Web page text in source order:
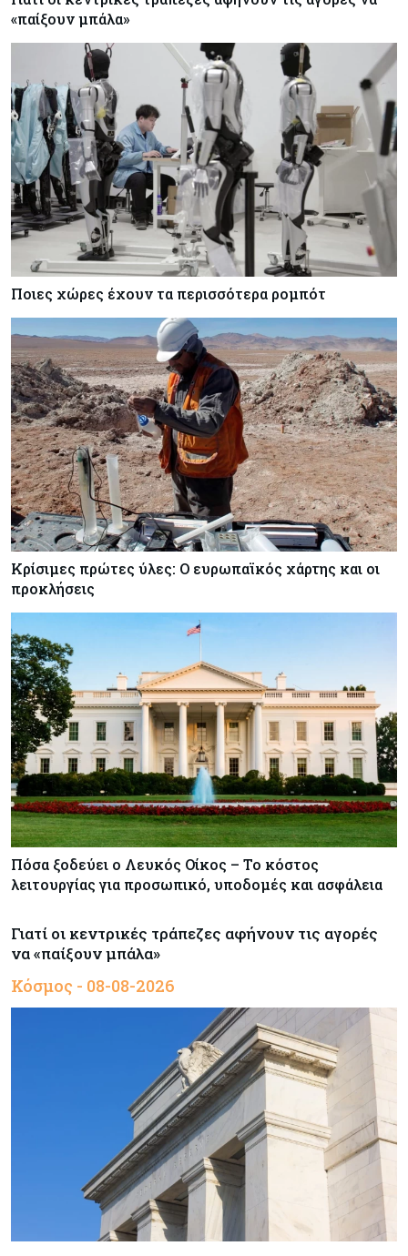
«παίξουν μπάλα»
Ποιες χώρες έχουν τα περισσότερα ρομπότ
Κρίσιμες πρώτες ύλες: Ο ευρωπαϊκός χάρτης και οι
προκλήσεις
Πόσα ξοδεύει ο Λευκός Οίκος – Το κόστος
λειτουργίας για προσωπικό, υποδομές και ασφάλεια
Γιατί οι κεντρικές τράπεζες αφήνουν τις αγορές
να «παίξουν μπάλα»
Κόσμος - 08-08-2026